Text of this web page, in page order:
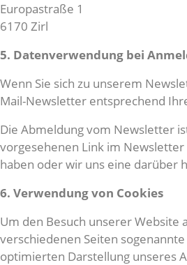
Europastraße 1
6170 Zirl
5. Datenverwendung bei
Wenn Sie sich zu unserem
Mail-Newsletter entsprechend
Die Abmeldung vom Newsletter
vorgesehenen Link im
haben oder wir uns eine darüber
6. Verwendung von Cookies
Um den Besuch unserer
verschiedenen Seiten
optimierten Darstellung unseres